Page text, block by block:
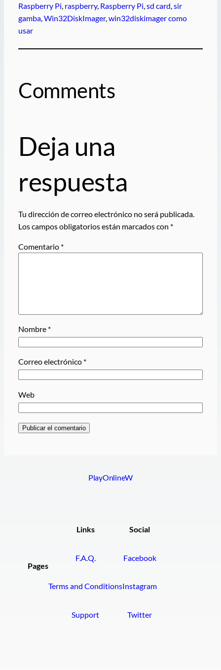
Raspberry Pi raspberry, Raspberry Pi sd card sir
gamba, Win32DiskImager, win32diskimager como
usar
Comments
Deja una
respuesta
Tu dirección de correo electrónico no será publicada.
Los campos obligatorios están marcados con *
Comentario *
Nombre *
Correo electrónico *
Web
PlayOnlineW
Pages
Links
F.A.Q.
Terms and Conditions
Support
Social
Facebook
Instagram
Twitter